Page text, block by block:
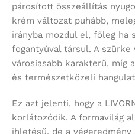
párosított összeállítás
krém változat puhább,
irányba mozdul el, főleg ha
fogantyúval társul. A
városiasabb karakterű, míg
és természetközeli
Ez azt jelenti, hogy a
korlátozódik. A formavilág
ihletésű, de a